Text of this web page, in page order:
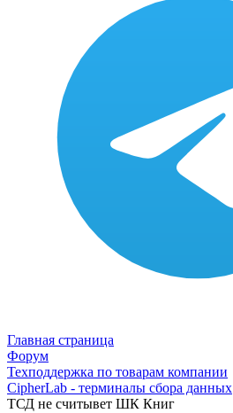
Главная страница
Форум
Техподдержка по товарам компании
CipherLab - терминалы сбора данных
ТСД не считывет ШК Книг